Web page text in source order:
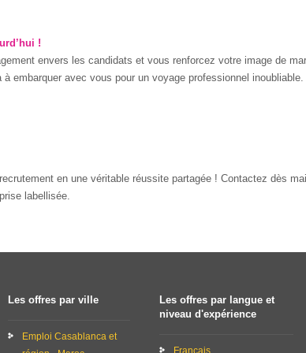
!
envers les candidats et vous renforcez votre image de
embarquer avec vous pour un voyage professionnel inoubliable.
en une véritable réussite partagée ! Contactez dès
labellisée.
Les offres par ville
Emploi Casablanca et
Les offres par langue et
niveau d'expérience
Français